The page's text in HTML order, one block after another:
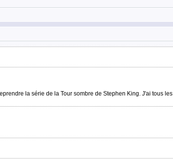
la série de la Tour sombre de Stephen King. J'ai tous